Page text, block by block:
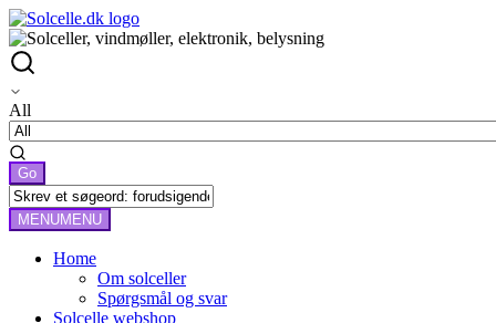
All
MENUMENU
Home
Om solceller
Spørgsmål og svar
Solcelle webshop